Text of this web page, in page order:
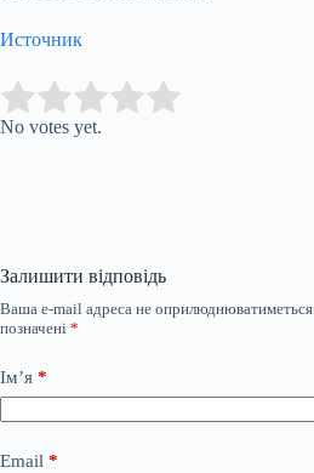
Источник
Rate this item:
No votes yet.
Залишити відповідь
Ваша e-mail адреса не оприлюднюватиметься.
позначені *
Ім’я *
Email *